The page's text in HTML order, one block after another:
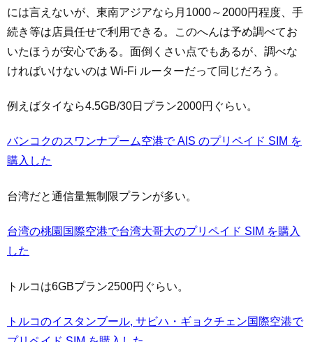
には言えないが、東南アジアなら月1000～2000円程度、手
続き等は店員任せで利用できる。このへんは予め調べてお
いたほうが安心である。面倒くさい点でもあるが、調べな
ければいけないのは Wi-Fi ルーターだって同じだろう。
例えばタイなら4.5GB/30日プラン2000円ぐらい。
バンコクのスワンナプーム空港で AIS のプリペイド SIM を
購入した
台湾だと通信量無制限プランが多い。
台湾の桃園国際空港で台湾大哥大のプリペイド SIM を購入
した
トルコは6GBプラン2500円ぐらい。
トルコのイスタンブール, サビハ・ギョクチェン国際空港で